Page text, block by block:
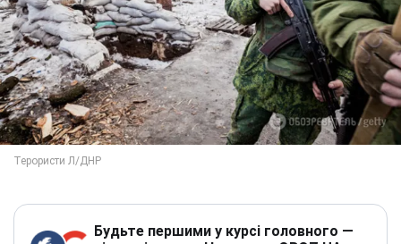
Будьте першими у курсі головного —